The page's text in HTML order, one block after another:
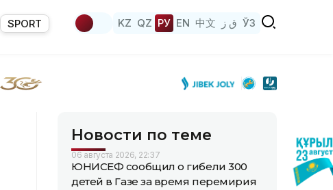
SPORT KZ QZ РУ EN 中文 ق ز ЎЗ
Новости по теме
06 августа 2026, 22:37
ЮНИСЕФ сообщил о гибели 300
детей в Газе за время перемирия